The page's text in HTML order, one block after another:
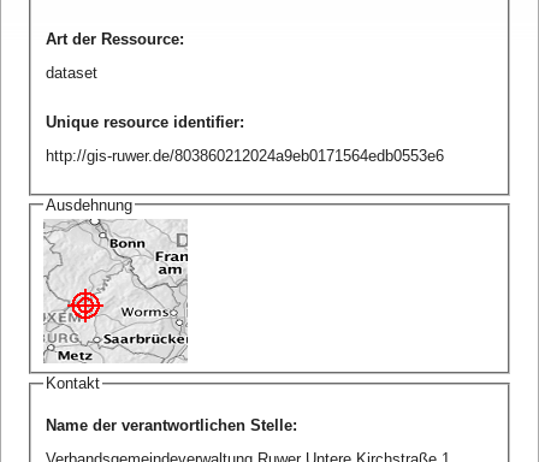
Art der Ressource:
dataset
Unique resource identifier:
http://gis-ruwer.de/803860212024a9eb0171564edb0553e6
Ausdehnung
Kontakt
Name der verantwortlichen Stelle: